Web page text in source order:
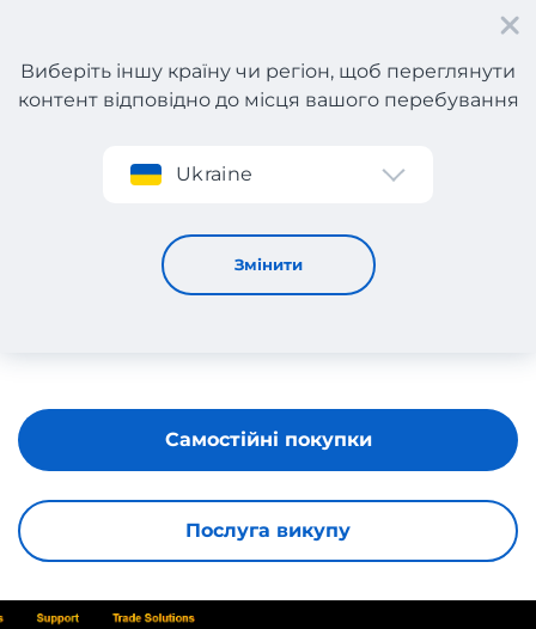
Реєстрація
Виберіть іншу країну чи регіон, щоб переглянути
контент відповідно до місця вашого перебування
Ukraine
Змінити
DeWALT
Послуга викупу
Самостійні покупки